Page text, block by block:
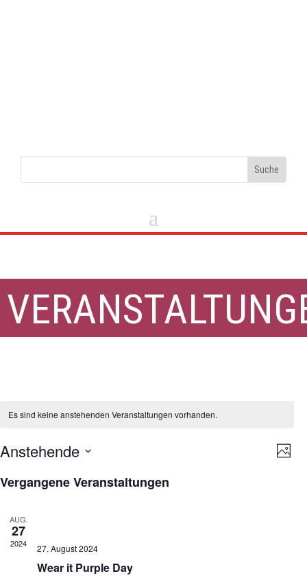
Es sind keine anstehenden Veranstaltungen vorhanden.
Foto
Anstehende
auswählen.
List
Veranstaltungen
in
Photo
Vergangene Veranstaltungen
AUG.
27
2024 27. August 2024
Wear it Purple Day